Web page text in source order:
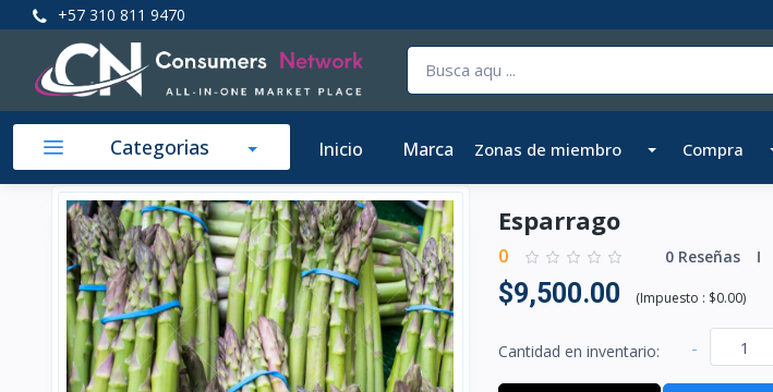
+57 310 811 9470
Categorias Inicio Marca Zonas de miembro Compra
Esparrago
0 0 Reseñas
$9,500.00 (Impuesto : $0.00)
Cantidad en inventario: -